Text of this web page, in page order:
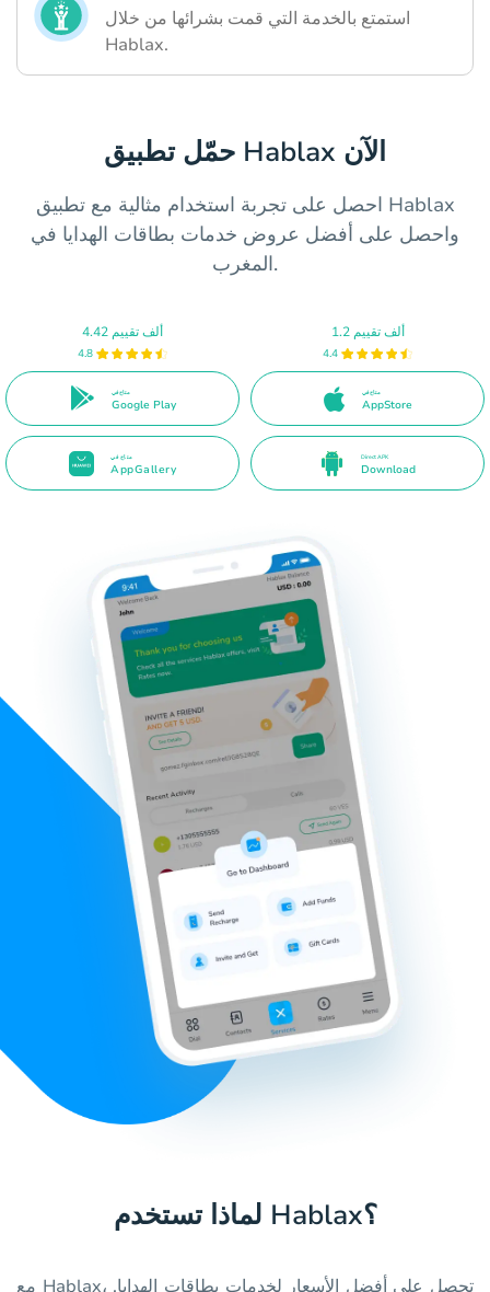
استمتع بالخدمة التي قمت بشرائها من خلال
Hablax.
حمّل تطبيق Hablax الآن
احصل على تجربة استخدام مثالية مع تطبيق Hablax
واحصل على أفضل عروض خدمات بطاقات الهدايا في
المغرب.
4.42 ألف تقييم
4.8
متاح في
Google Play
1.2 ألف تقييم
4.4
متاح في
AppStore
متاح في
AppGallery
Direct APK
Download
لماذا تستخدم Hablax؟
مع Hablax، تحصل على أفضل الأسعار لخدمات بطاقات الهدايا.